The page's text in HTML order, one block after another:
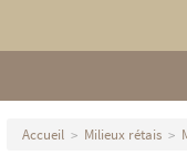
Accueil Milieux rétais